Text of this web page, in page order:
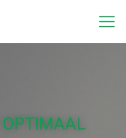
OPTIMAAL